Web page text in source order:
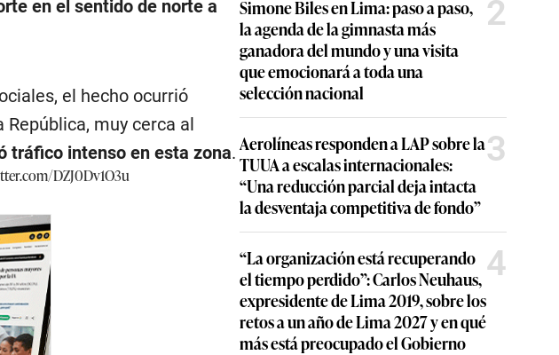
en el sentido de norte a
el hecho ocurrió
República, muy cerca al
tráfico intenso en esta zona.
DZJ0Dv1O3u
Simone Biles en Lima: paso a paso,
la agenda de la gimnasta más
ganadora del mundo y una visita
que emocionará a toda una
selección nacional
2
Aerolíneas responden a LAP sobre la
TUUA a escalas internacionales:
“Una reducción parcial deja intacta
la desventaja competitiva de fondo”
3
“La organización está recuperando
el tiempo perdido”: Carlos Neuhaus,
expresidente de Lima 2019, sobre los
retos a un año de Lima 2027 y en qué
más está preocupado el Gobierno
4